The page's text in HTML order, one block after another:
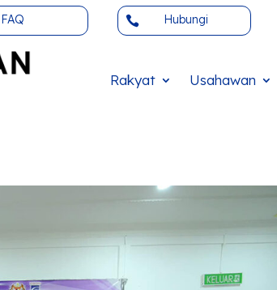
FAQ  Hubungi
Rakyat Usahawan